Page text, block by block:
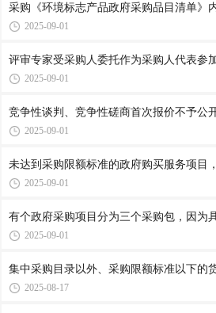
采购《环境标志产品政府采购品目清单》
2025-09-01
评审专家受采购人委托作为采购人代表参
2025-09-01
竞争性谈判、竞争性磋商首次报价不予公
2025-09-01
未达到采购限额标准的政府购买服务项目
2025-09-01
有个政府采购项目分为三个采购包，因为
2025-09-01
集中采购目录以外、采购限额标准以下的
2025-08-17